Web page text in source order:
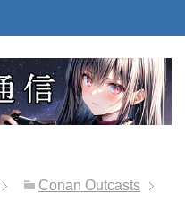
Conan Outcasts